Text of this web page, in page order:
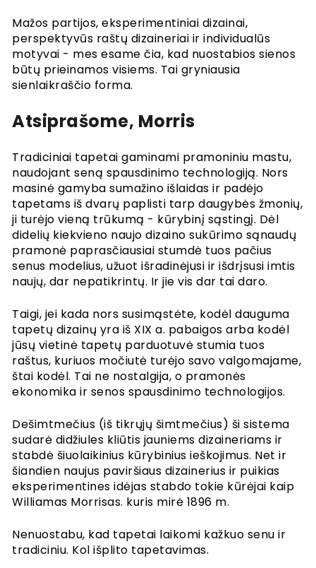
Mažos partijos, eksperimentiniai dizainai,
perspektyvūs raštų dizaineriai ir individualūs
motyvai - mes esame čia, kad nuostabios sienos
būtų prieinamos visiems. Tai gryniausia
sienlaikraščio forma.
Atsiprašome, Morris
Tradiciniai tapetai gaminami pramoniniu mastu,
naudojant seną spausdinimo technologiją. Nors
masinė gamyba sumažino išlaidas ir padėjo
tapetams iš dvarų paplisti tarp daugybės žmonių,
ji turėjo vieną trūkumą - kūrybinį sąstingį. Dėl
didelių kiekvieno naujo dizaino sukūrimo sąnaudų
pramonė paprasčiausiai stumdė tuos pačius
senus modelius, užuot išradinėjusi ir išdrįsusi imtis
naujų, dar nepatikrintų. Ir jie vis dar tai daro.
Taigi, jei kada nors susimąstėte, kodėl dauguma
tapetų dizainų yra iš XIX a. pabaigos arba kodėl
jūsų vietinė tapetų parduotuvė stumia tuos
raštus, kuriuos močiutė turėjo savo valgomajame,
štai kodėl. Tai ne nostalgija, o pramonės
ekonomika ir senos spausdinimo technologijos.
Dešimtmečius (iš tikrųjų šimtmečius) ši sistema
sudarė didžiules kliūtis jauniems dizaineriams ir
stabdė šiuolaikinius kūrybinius ieškojimus. Net ir
šiandien naujus paviršiaus dizainerius ir puikias
eksperimentines idėjas stabdo tokie kūrėjai kaip
Williamas Morrisas. kuris mirė 1896 m.
Nenuostabu, kad tapetai laikomi kažkuo senu ir
tradiciniu. Kol išplito tapetavimas.